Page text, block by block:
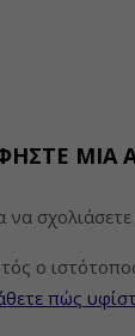
ΜΙΑ
να
ο
πώς